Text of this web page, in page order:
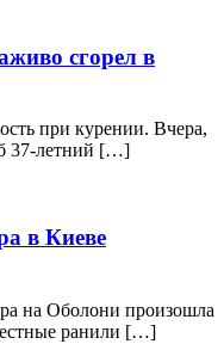
сгорел в
при курении. Вчера,
37-летний […]
в Киеве
на Оболони произошла
ранили […]